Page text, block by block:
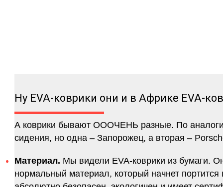
Ну EVA-коврики они и в Африке EVA-
А коврики бывают ОООЧЕНЬ разные. По
сидения, но одна – Запорожец, а вторая –
Материал. Мы видели EVA-коврики из бумаги.
нормальный материал, который начнет